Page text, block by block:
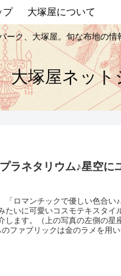
ーク、大塚屋。旬な布地の
大塚屋ネッ
プ 大塚屋について
ラネタリウム♪星空
「ロマンチックで優しい色合
たいに可愛いコスモテキスタ
します。（上の写真の左側の
のファブリックは金のラメを用